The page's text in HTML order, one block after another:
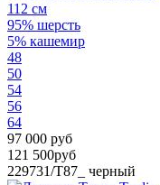
112 см
95% шерсть
5% кашемир
48
50
54
56
64
97 000 руб
121 500руб
229731/T87_
черный